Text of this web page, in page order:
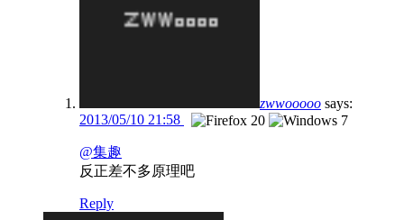
zwwooooo says:
2013/05/10 21:58
@集趣
反正差不多原理吧
Reply